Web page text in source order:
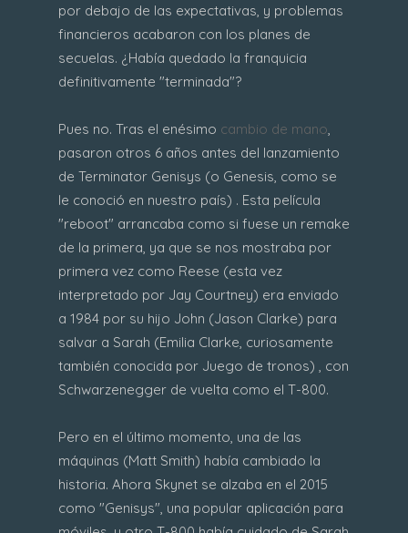
por debajo de las expectativas, y problemas
financieros acabaron con los planes de
secuelas. ¿Había quedado la franquicia
definitivamente "terminada"?
Pues no. Tras el enésimo cambio de mano,
pasaron otros 6 años antes del lanzamiento
de Terminator Genisys (o Genesis, como se
le conoció en nuestro país) . Esta película
"reboot" arrancaba como si fuese un remake
de la primera, ya que se nos mostraba por
primera vez como Reese (esta vez
interpretado por Jay Courtney) era enviado
a 1984 por su hijo John (Jason Clarke) para
salvar a Sarah (Emilia Clarke, curiosamente
también conocida por Juego de tronos) , con
Schwarzenegger de vuelta como el T-800.
Pero en el último momento, una de las
máquinas (Matt Smith) había cambiado la
historia. Ahora Skynet se alzaba en el 2015
como "Genisys", una popular aplicación para